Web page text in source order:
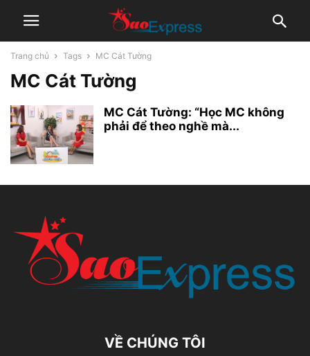
Trang chủ Tags MC Cát Tường
MC Cát Tường
MC Cát Tường: “Học MC không
phải để theo nghề mà...
VỀ CHÚNG TÔI